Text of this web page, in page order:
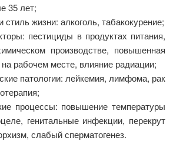
35 лет;
стиль жизни: алкоголь, табакокурение;
пестициды в продуктах питания,
производстве, повышенная
рабочем месте, влияние радиации;
патологии: лейкемия, лимфома, рак
процессы: повышение температуры
генитальные инфекции, перекрут
слабый сперматогенез.